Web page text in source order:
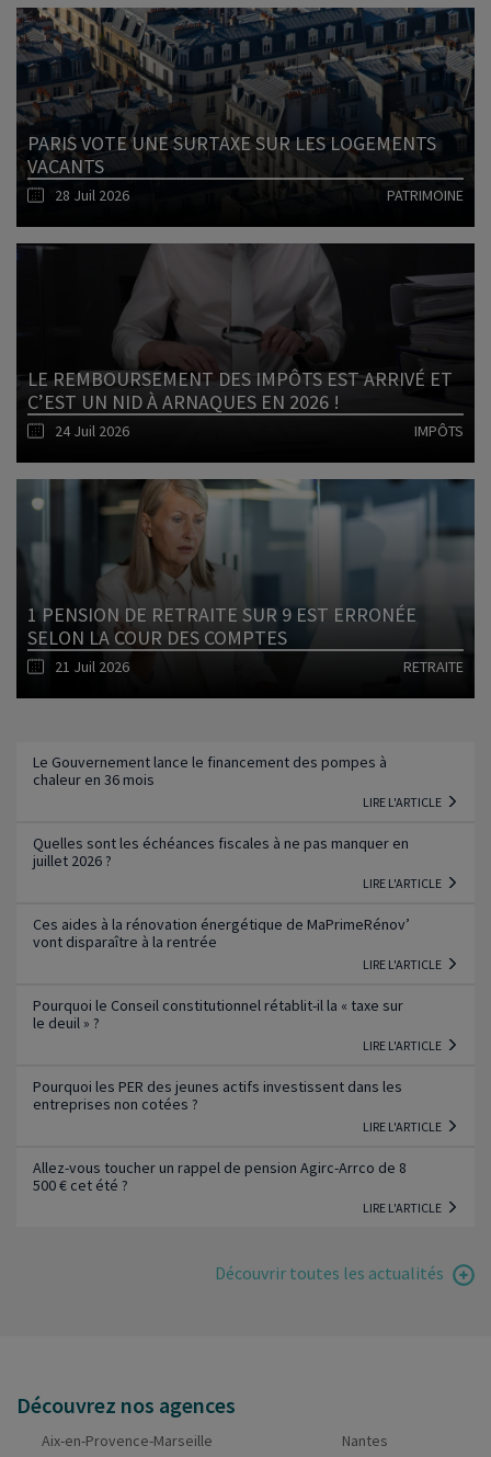
Lire l'article
PARIS VOTE UNE SURTAXE SUR LES LOGEMENTS
VACANTS
28 Juil 2026 PATRIMOINE
LE REMBOURSEMENT DES IMPÔTS EST ARRIVÉ ET
C’EST UN NID À ARNAQUES EN 2026 !
24 Juil 2026 IMPÔTS
Lire l'article
1 PENSION DE RETRAITE SUR 9 EST ERRONÉE
SELON LA COUR DES COMPTES
21 Juil 2026 RETRAITE
Le Gouvernement lance le financement des pompes à
chaleur en 36 mois
LIRE L'ARTICLE
Quelles sont les échéances fiscales à ne pas manquer en
juillet 2026 ?
LIRE L'ARTICLE
Ces aides à la rénovation énergétique de MaPrimeRénov’
vont disparaître à la rentrée
LIRE L'ARTICLE
Pourquoi le Conseil constitutionnel rétablit-il la « taxe sur
le deuil » ?
LIRE L'ARTICLE
Pourquoi les PER des jeunes actifs investissent dans les
entreprises non cotées ?
LIRE L'ARTICLE
Allez-vous toucher un rappel de pension Agirc-Arrco de 8
500 € cet été ?
LIRE L'ARTICLE
Découvrir toutes les actualités
Découvrez nos agences
Aix-en-Provence-Marseille
Nantes